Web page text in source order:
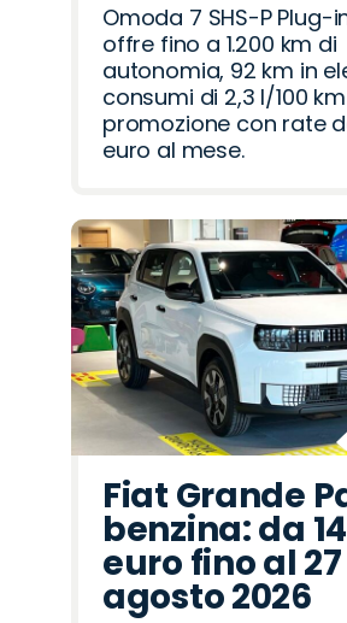
Omoda 7 SHS-P Plug-
offre fino a 1.200 km di
autonomia, 92 km in
consumi di 2,3 l/100
promozione con rate
euro al mese.
Fiat Grande
benzina: da
euro fino al 27
agosto 2026